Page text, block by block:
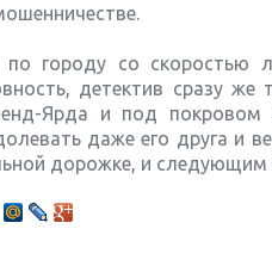
по городу со скоростью
детектив сразу
Ярда и под покровом
даже его друга и
дорожке, и следующим